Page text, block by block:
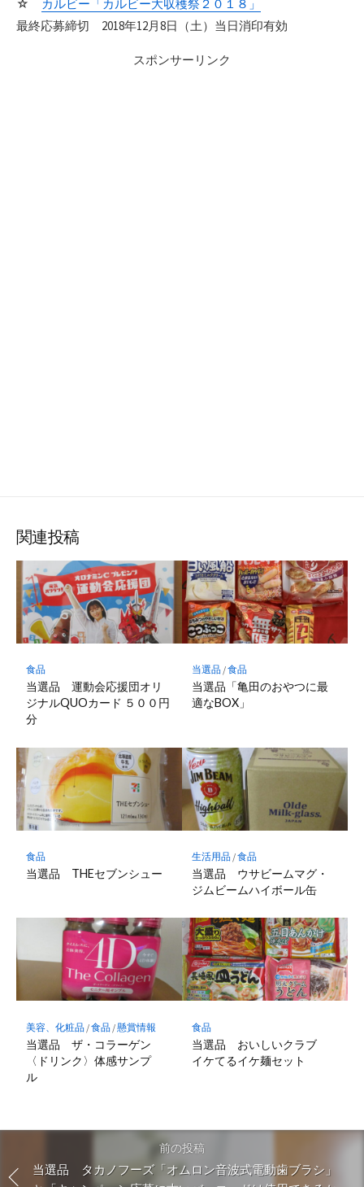
☆
カルビー「カルビー大収穫祭２０１８」
最終応募締切 2018年12月8日（土）当日消印有効
スポンサーリンク
関連投稿
食品
当選品 運動会応援団オリ
ジナルQUOカード ５００円
分
当選品/食品
当選品「亀田のおやつに最
適なBOX」
食品
当選品 THEセブンシュー
生活用品/食品
当選品 ウサビームマグ・
ジムビームハイボール缶
美容、化粧品/食品/懸賞情報
当選品 ザ・コラーゲン
〈ドリンク〉体感サンプ
ル
食品
当選品 おいしいクラブ
イケてるイケ麺セット
前の投稿
当選品 タカノフーズ「オムロン音波式電動歯ブラシ」